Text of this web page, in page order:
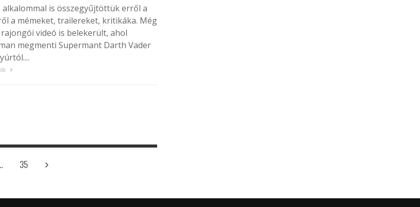
alkalommal is összegyűjtöttük erről a
a mémeket, trailereket, kritikáka. Még
videó is belekerült, ahol
megmenti Supermant Darth Vader
35